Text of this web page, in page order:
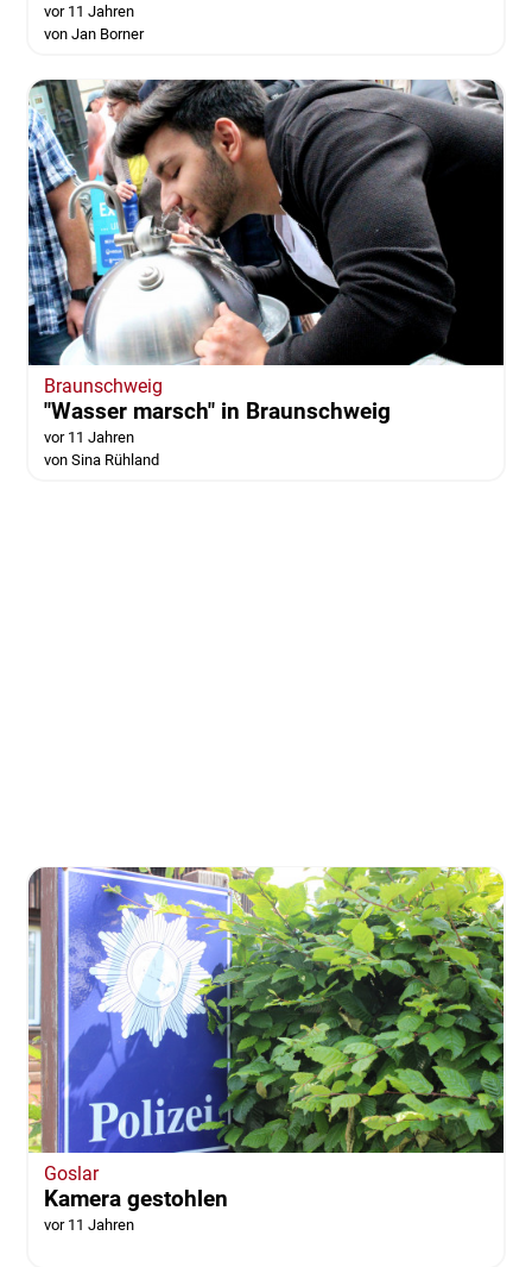
vor 11 Jahren
von Jan Borner
Braunschweig
"Wasser marsch" in Braunschweig
vor 11 Jahren
von Sina Rühland
Goslar
Kamera gestohlen
vor 11 Jahren